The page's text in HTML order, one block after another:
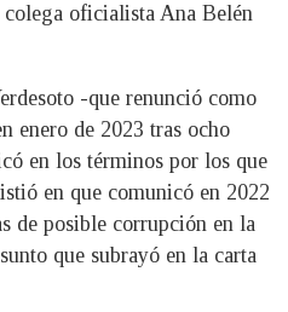
oficialista Ana Belén
-que renunció como
enero de 2023 tras ocho
en los términos por los que
en que comunicó en 2022
de posible corrupción en la
que subrayó en la carta